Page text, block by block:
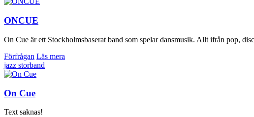
ONCUE
On Cue är ett Stockholmsbaserat band som spelar dansmusik. Allt ifrån pop,
Förfrågan Läs mera
jazz storband
On Cue
Text saknas!